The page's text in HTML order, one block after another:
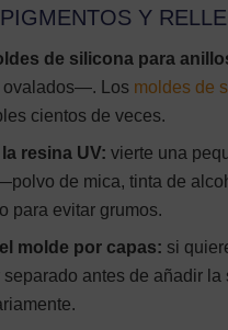
Y
de silicona para
ovalados—. Los moldes de
cientos de veces.
resina UV: vierte una
de mica, tinta de
para evitar grumos.
molde por capas: si
separado antes de añadir